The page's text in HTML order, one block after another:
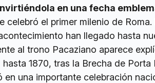
en una fecha
celebró el primer milenio de Roma.
han llegado hasta
al trono Pacaziano aparece
hasta 1870, tras la Brecha de Porta
una importante celebración